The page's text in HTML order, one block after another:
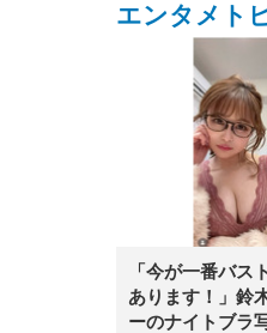
エンタメト
「今が一番バス
あります！」鈴
ーのナイトブラ